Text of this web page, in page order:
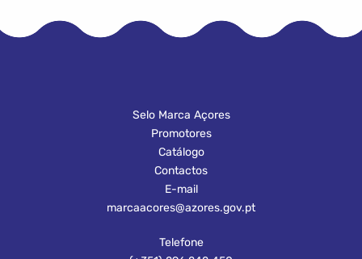
Selo Marca Açores
Promotores
Catálogo
Contactos
E-mail
marcaacores@azores.gov.pt
Telefone